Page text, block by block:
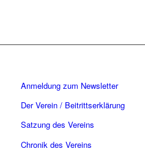
Anmeldung zum Newsletter
Der Verein / Beitrittserklärung
Satzung des Vereins
Chronik des Vereins